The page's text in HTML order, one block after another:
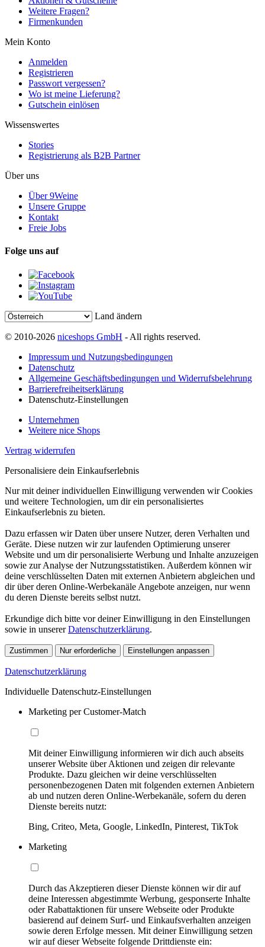
Weitere Fragen?
Firmenkunden
Mein Konto
Anmelden
Registrieren
Passwort vergessen?
Wo ist meine Lieferung?
Gutschein einlösen
Wissenswertes
Stories
Registrierung als B2B Partner
Über uns
Über 9Weine
Unsere Gruppe
Kontakt
Freie Jobs
Folge uns auf
Land ändern
© 2010-2026 niceshops GmbH - All rights reserved.
Impressum und Nutzungsbedingungen
Datenschutz
Allgemeine Geschäftsbedingungen und Widerrufsbelehrung
Barrierefreiheitserklärung
Datenschutz-Einstellungen
Unternehmen
Weitere nice Shops
Vertrag widerrufen
Personalisiere dein Einkaufserlebnis
Nur mit deiner individuellen Einwilligung verwenden wir Cookies
und weitere Technologien, um dir ein personalisiertes
Einkaufserlebnis zu bieten.
Dazu erfassen wir Daten über unsere Nutzer, deren Verhalten und
Geräte. Diese nutzen wir zur laufenden Optimierung unserer
Website und um dir personalisierte Werbung und Inhalte anzuzeigen
sowie zur Analyse der Nutzungsstatistiken. Außerdem können wir
deine verschlüsselten Daten mit externen Anbietern abgleichen und
dir über deren Online-Werbekanäle Angebote anzeigen, nur wenn
du deren Dienste bereits selbst nutzt.
Erkundige dich bitte vor deiner Einwilligung in den Einstellungen
sowie in unsererDatenschutzerklärung.
Zustimmen Nur erforderliche Einstellungen anpassen
Datenschutzerklärung
Individuelle Datenschutz-Einstellungen
Marketing per Customer-Match
Mit deiner Einwilligung informieren wir dich auch abseits
unserer Website über Aktionen und zeigen dir relevante
Produkte. Dazu gleichen wir deine verschlüsselten
personenbezogenen Daten mit folgenden externen Anbietern
ab und nutzen deren Online-Werbekanäle, sofern du deren
Dienste bereits nutzt:
Bing, Criteo, Meta, Google, LinkedIn, Pinterest, TikTok
Marketing
Durch das Akzeptieren dieser Dienste können wir dir auf
deine Interessen abgestimmte Werbung, gesponserte Inhalte
oder Rabattaktionen für unsere Webseite oder Produkte
basierend auf deinem Surf- und Einkaufsverhalten anzeigen
sowie deren Erfolge messen. Mit deiner Einwilligung setzen
wir auf dieser Webseite folgende Drittdienste ein: